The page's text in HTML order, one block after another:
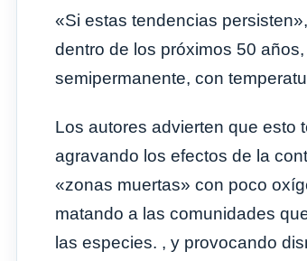
«Si estas tendencias
dentro de los próximos 50
semipermanente, con
Los autores advierten que esto
agravando los efectos de la
«zonas muertas» con poco
matando a las comunidades
las especies. , y provocando